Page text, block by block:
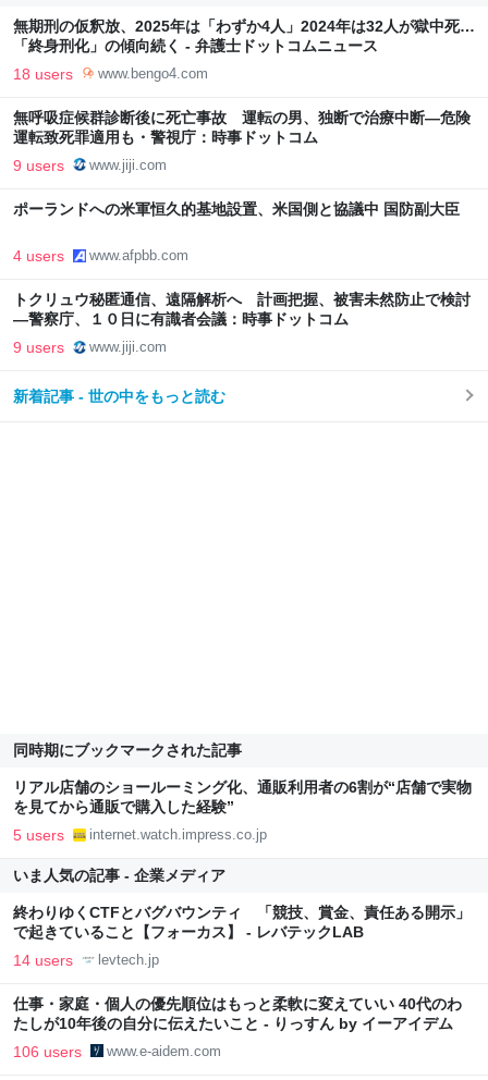
無期刑の仮釈放、2025年は「わずか4人」2024年は32人が獄中死…
「終身刑化」の傾向続く - 弁護士ドットコムニュース
18 users www.bengo4.com
無呼吸症候群診断後に死亡事故 運転の男、独断で治療中断―危険
運転致死罪適用も・警視庁：時事ドットコム
9 users www.jiji.com
ポーランドへの米軍恒久的基地設置、米国側と協議中 国防副大臣
4 users www.afpbb.com
トクリュウ秘匿通信、遠隔解析へ 計画把握、被害未然防止で検討
―警察庁、１０日に有識者会議：時事ドットコム
9 users www.jiji.com
新着記事 - 世の中をもっと読む
同時期にブックマークされた記事
リアル店舗のショールーミング化、通販利用者の6割が“店舗で実物
を見てから通販で購入した経験”
5 users internet.watch.impress.co.jp
いま人気の記事 - 企業メディア
終わりゆくCTFとバグバウンティ 「競技、賞金、責任ある開示」
で起きていること【フォーカス】 - レバテックLAB
14 users levtech.jp
仕事・家庭・個人の優先順位はもっと柔軟に変えていい 40代のわ
たしが10年後の自分に伝えたいこと - りっすん by イーアイデム
106 users www.e-aidem.com